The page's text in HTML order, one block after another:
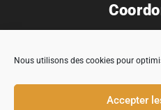
Nous utilisons des cookies pour
Accepter
Adresse : 5 rue Encabane,